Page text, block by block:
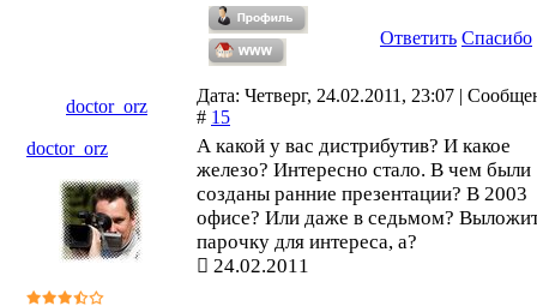
Ответить Спасибо
doctor_orz
Дата: Четверг, 24.02.2011, 23:07 |
# 15
doctor_orz
А какой у вас дистрибутив? И какое
железо? Интересно стало. В чем были
созданы ранние презентации? В 2003
офисе? Или даже в седьмом?
парочку для интереса, а?
24.02.2011